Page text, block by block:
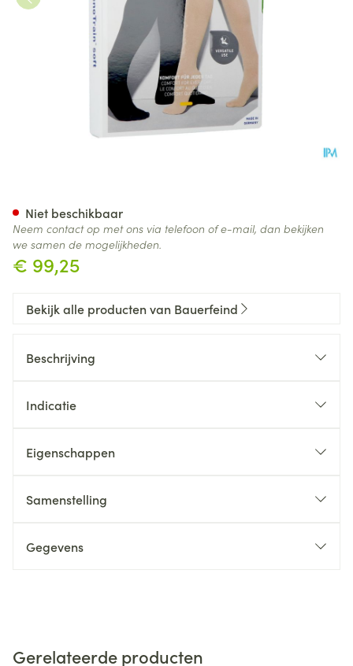
€ 99,25
Niet beschikbaar
Neem contact op met ons via telefoon of e-mail, dan bekijken
we samen de mogelijkheden.
Bekijk alle producten van Bauerfeind
Beschrijving
Indicatie
Eigenschappen
Samenstelling
Gegevens
Gerelateerde producten